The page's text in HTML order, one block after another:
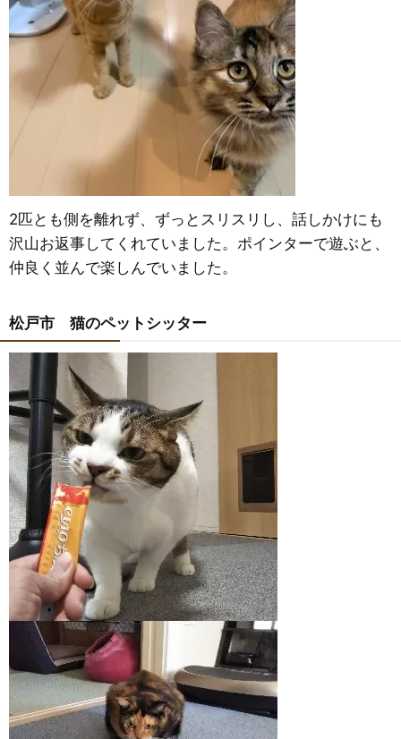
2匹とも側を離れず、ずっとスリスリし、話しかけにも
沢山お返事してくれていました。ポインターで遊ぶと、
仲良く並んで楽しんでいました。
松戸市 猫のペットシッター